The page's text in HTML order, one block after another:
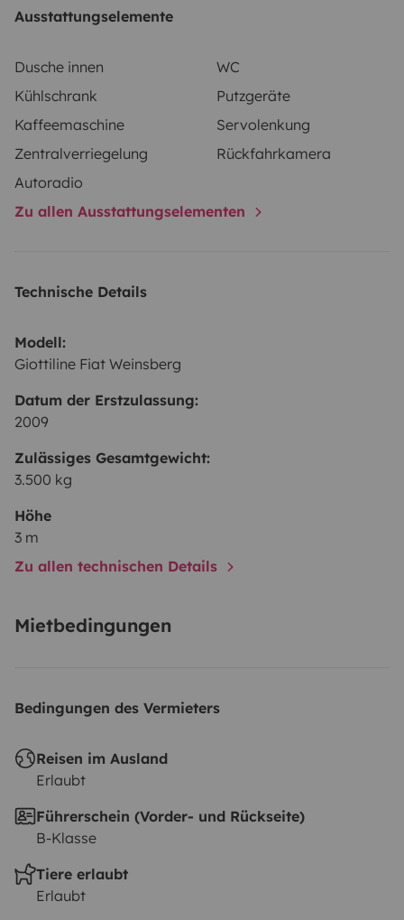
Ausstattungselemente
Dusche innen
WC
Kühlschrank
Putzgeräte
Kaffeemaschine
Servolenkung
Zentralverriegelung
Rückfahrkamera
Autoradio
Zu allen Ausstattungselementen
Technische Details
Modell:
Giottiline Fiat Weinsberg
Datum der Erstzulassung:
2009
Zulässiges Gesamtgewicht:
3.500 kg
Höhe
3 m
Zu allen technischen Details
Mietbedingungen
Bedingungen des Vermieters
Reisen im Ausland
Erlaubt
Führerschein (Vorder- und Rückseite)
B-Klasse
Tiere erlaubt
Erlaubt